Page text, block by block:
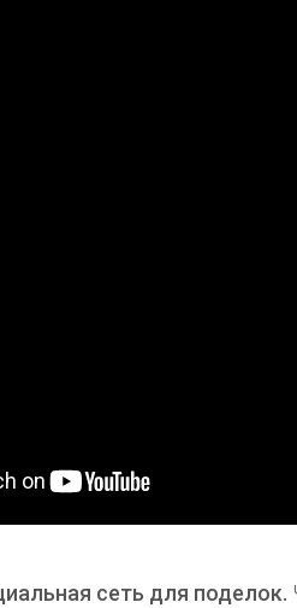
сеть для поделок.